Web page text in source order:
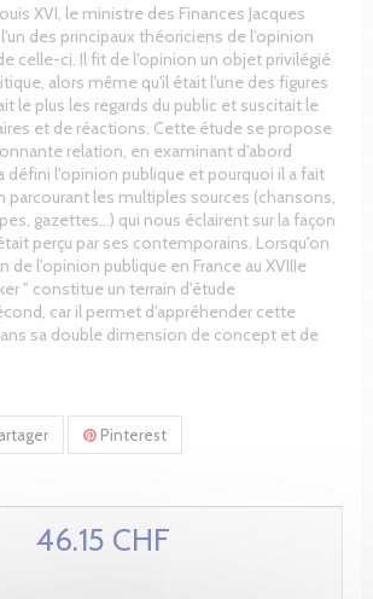
XVI, le ministre des Finances Jacques
des principaux théoriciens de l'opinion
celle-ci. Il fit de l'opinion un objet privilégié
alors même qu'il était l'une des figures
le plus les regards du public et suscitait le
et de réactions. Cette étude se propose
relation, en examinant d'abord
défini l'opinion publique et pourquoi il a fait
parcourant les multiples sources (chansons,
gazettes…) qui nous éclairent sur la façon
perçu par ses contemporains. Lorsqu'on
de l'opinion publique en France au XVIIIe
" constitue un terrain d'étude
car il permet d'appréhender cette
sa double dimension de concept et de
Pinterest
46.15 CHF